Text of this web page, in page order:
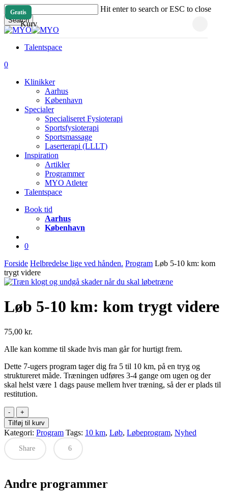
Skip
to
main
content
Hit enter to search or ESC to close
Search
Close
Search
Talentspace
account
0
Klinikker
Aarhus
København
Specialer
Specialiseret Fysioterapi
Sportsfysioterapi
Sportsmassage
Laserterapi (LLLT)
Inspiration
Artikler
Programmer
MYO Atleter
Talentspace
Book tid
Aarhus
København
0
Kurv
Forside Helbredelse lige ved hånden. Program Løb 5-10 km: kom
trygt videre
Løb 5-10 km: kom trygt videre
75,00 kr.
Alle kan komme til skade hvis man går for hurtigt frem.
Dette 7-ugers program tager dig fra 5 til 10 km, på en tryg og
struktureret måde. Træningen udføres 3-4 gange om ugen og der
skal helst være 1 dags pause mellem hver træning, så der er plads til
restitution.
Løb
5-
10
km:
kom
Tilføj til kurv
Kategori: Program Tags: 10 km, Løb, Løbeprogram, Nyhed
Share 6
Andre programmer
Gratis